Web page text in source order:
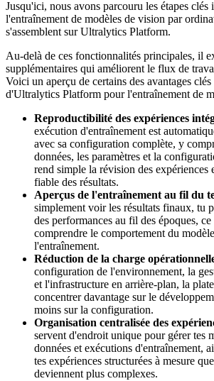
Jusqu'ici, nous avons parcouru les étapes clés
l'entraînement de modèles de vision par
s'assemblent sur Ultralytics Platform.
Au-delà de ces fonctionnalités principales, il
supplémentaires qui améliorent le flux de
Voici un aperçu de certains des avantages
d'Ultralytics Platform pour l'entraînement de
Reproductibilité des expériences
exécution d'entraînement est
avec sa configuration complète, y
données, les paramètres et la
rend simple la révision des expériences
fiable des résultats.
Aperçus de l'entraînement au fil du
simplement voir les résultats finaux, tu
des performances au fil des époques,
comprendre le comportement du
l'entraînement.
Réduction de la charge
configuration de l'environnement, la
et l'infrastructure en arrière-plan, la
concentrer davantage sur le
moins sur la configuration.
Organisation centralisée des
servent d'endroit unique pour gérer tes
données et exécutions d'entraînement,
tes expériences structurées à mesure
deviennent plus complexes.